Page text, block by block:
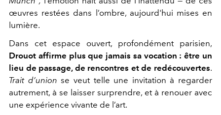
œuvres restées dans l’ombre, aujourd'hui mises en
lumière.
Dans cet espace ouvert, profondément parisien,
Drouot affirme plus que jamais sa vocation : être un
lieu de passage, de rencontres et de redécouvertes.
Trait d’union se veut telle une invitation à regarder
autrement, à se laisser surprendre, et à renouer avec
une expérience vivante de l’art.